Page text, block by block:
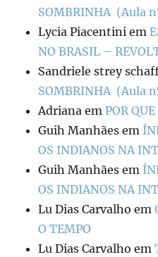
SOMBRINHA (Aula
Lycia Piacentini em
NO BRASIL –
Sandriele strey
SOMBRINHA (Aula
Adriana em POR
Guih Manhães em
OS INDIANOS NA
Guih Manhães em
OS INDIANOS NA
Lu Dias Carvalho em
O TEMPO
Lu Dias Carvalho em